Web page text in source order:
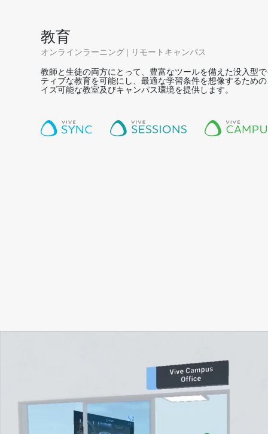
教育
オンラインラーニング | リモートキャンパス
教師と生徒の両方にとって、豊富なツールを備えた没入型
ティブな教育を可能にし、最適な学習条件を想像するため
イズ可能な教室及びキャンパス環境を提供します。